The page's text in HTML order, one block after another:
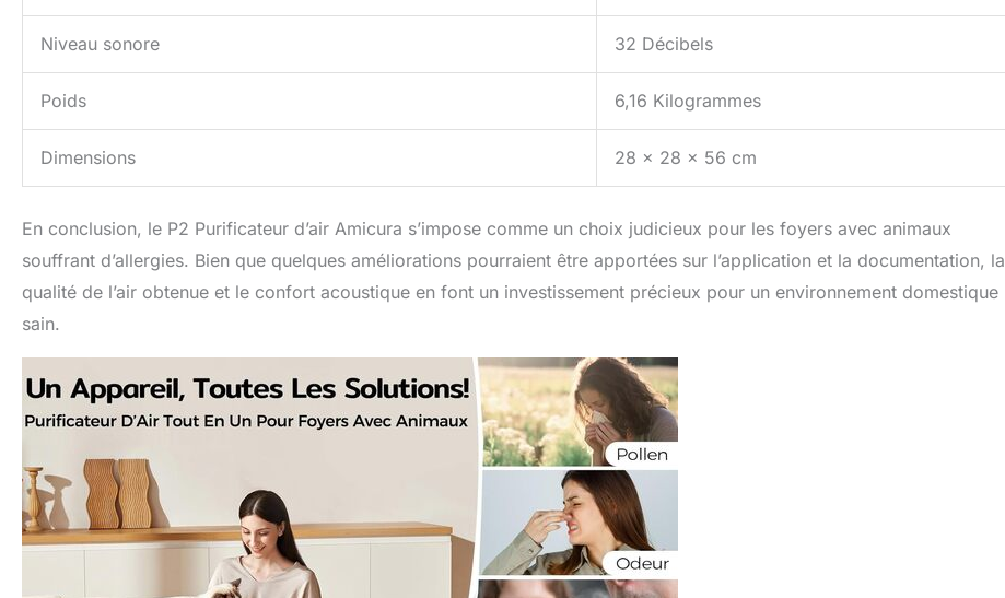
Niveau sonore 32 Décibels
Poids 6,16 Kilogrammes
Dimensions 28 x 28 x 56 cm
En conclusion, le P2 Purificateur d’air Amicura s’impose comme un choix judicieux pour les foyers avec animaux
souffrant d’allergies. Bien que quelques améliorations pourraient être apportées sur l’application et la documentation, la
qualité de l’air obtenue et le confort acoustique en font un investissement précieux pour un environnement domestique
sain.